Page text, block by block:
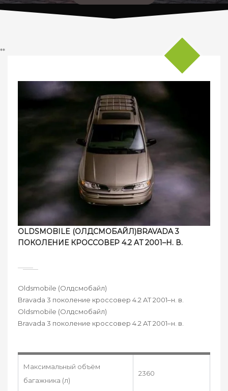
**
OLDSMOBILE (ОЛДСМОБАЙЛ)BRAVADA 3
ПОКОЛЕНИЕ КРОССОВЕР 4.2 AT 2001–Н. В.
Oldsmobile (Олдсмобайл)
Bravada 3 поколение кроссовер 4.2 AT 2001–н. в.
Oldsmobile (Олдсмобайл)
Bravada 3 поколение кроссовер 4.2 AT 2001–н. в.
Максимальный объём
багажника (л)
2360